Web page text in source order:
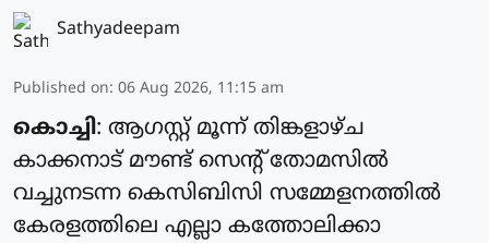
Sathyadeepam
Published on: 06 Aug 2026, 11:15 am
കൊച്ചി: ആഗസ്റ്റ് മൂന്ന് തിങ്കളാഴ്ച
കാക്കനാട് മൗണ്ട് സെന്റ് തോമസില്‍
വച്ചുനടന്ന കെസിബിസി സമ്മേളനത്തില്‍
കേരളത്തിലെ എല്ലാ കത്തോലിക്കാ